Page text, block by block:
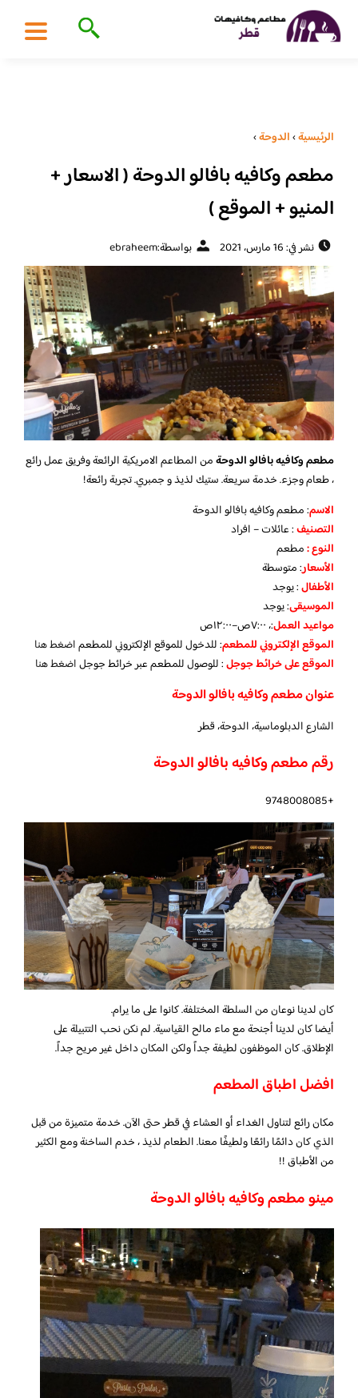
الرئيسية›الدوحة›
مطعم وكافيه بافالو الدوحة ( الاسعار +
المنيو + الموقع )
نشر في: 16 مارس، 2021 بواسطة:ebraheem
مطعم وكافيه بافالو الدوحةمن المطاعم الامريكية الرائعة وفريق عمل رائع
، طعام وجزء. خدمة سريعة. ستيك لذيذ و جمبري. تجربة رائعة!
الاسم: مطعم وكافيه بافالو الدوحة
التصنيف: عائلات – افراد
النوع :مطعم
الأسعار:متوسطة
الأطفال:يوجد
الموسيقى:يوجد
مواعيد العمل:، ٧:٠٠ص–١٢:٠٠ص
الموقع الإلكتروني للمطعم: للدخول للموقع الإلكتروني للمطعماضغط هنا
الموقع على خرائط جوجل: للوصول للمطعم عبر خرائط جوجلاضغط هنا
عنوان مطعم وكافيه بافالو الدوحة
الشارع الدبلوماسية، الدوحة، قطر
رقم مطعم وكافيه بافالو الدوحة
+9748008085
كان لدينا نوعان من السلطة المختلفة. كانوا على ما يرام.
أيضا كان لدينا أجنحة مع ماء مالح القياسية. لم نكن نحب التتبيلة على
الإطلاق. كان الموظفون لطيفة جداً ولكن المكان داخل غير مريح جداً.
افضل اطباق المطعم
مكان رائع لتناول الغداء أو العشاء في قطر حتى الآن. خدمة متميزة من قبل
الذي كان دائمًا رائعًا ولطيفًا معنا. الطعام لذيذ ، خدم الساخنة ومع الكثير
من الأطباق !!
مينو مطعم وكافيه بافالو الدوحة